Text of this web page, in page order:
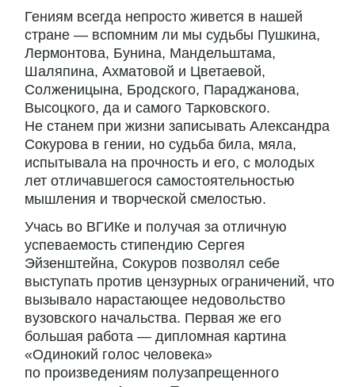
Гениям всегда непросто живется в нашей
стране — вспомним ли мы судьбы Пушкина,
Лермонтова, Бунина, Мандельштама,
Шаляпина, Ахматовой и Цветаевой,
Солженицына, Бродского, Параджанова,
Высоцкого, да и самого Тарковского.
Не станем при жизни записывать Александра
Сокурова в гении, но судьба била, мяла,
испытывала на прочность и его, с молодых
лет отличавшегося самостоятельностью
мышления и творческой смелостью.
Учась во ВГИКе и получая за отличную
успеваемость стипендию Сергея
Эйзенштейна, Сокуров позволял себе
выступать против цензурных ограничений, что
вызывало нарастающее недовольство
вузовского начальства. Первая же его
большая работа — дипломная картина
«Одинокий голос человека»
по произведениям полузапрещенного